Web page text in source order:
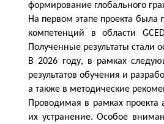
формирование глобального
На первом этапе проекта
компетенций в области
Полученные результаты
В 2026 году, в рамках
результатов обучения и
а также в методические
Проводимая в рамках
их устранение. Особое